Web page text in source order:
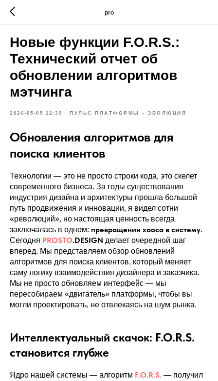
pro
Новые функции F.O.R.S.:
Технический отчет об
обновлении алгоритмов
мэтчинга
2026-05-05 12:39 ПУЛЬС ПЛАТФОРМЫ - ЭВОЛЮЦИЯ
Обновления алгоритмов для
поиска клиентов
Технологии — это не просто строки кода, это скелет
современного бизнеса. За годы существования
индустрия дизайна и архитектуры прошла большой
путь продвижения и инновации, я видел сотни
«революций», но настоящая ценность всегда
заключалась в одном: превращении хаоса в систему.
Сегодня PROSTO.DESIGN делает очередной шаг
вперед. Мы представляем обзор обновлений
алгоритмов для поиска клиентов, который меняет
саму логику взаимодействия дизайнера и заказчика.
Мы не просто обновляем интерфейс — мы
пересобираем «двигатель» платформы, чтобы вы
могли проектировать, не отвлекаясь на шум рынка.
Интеллектуальный скачок: F.O.R.S.
становится глубже
Ядро нашей системы — алгоритм F.O.R.S. — получил